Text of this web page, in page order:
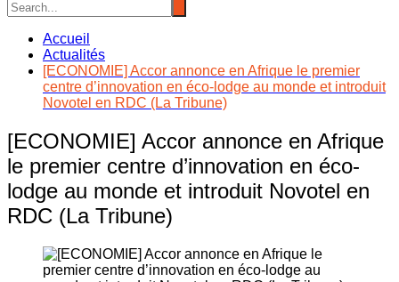
Accueil
Actualités
[ECONOMIE] Accor annonce en Afrique le premier
centre d’innovation en éco-lodge au monde et introduit
Novotel en RDC (La Tribune)
[ECONOMIE] Accor annonce en Afrique
le premier centre d’innovation en éco-
lodge au monde et introduit Novotel en
RDC (La Tribune)